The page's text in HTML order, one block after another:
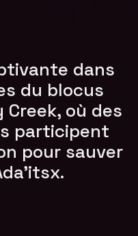
dans
du blocus
où des
participent
pour sauver